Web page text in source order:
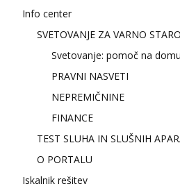
Info center
SVETOVANJE ZA VARNO
Svetovanje: pomoč na domu
PRAVNI NASVETI
NEPREMIČNINE
FINANCE
TEST SLUHA IN SLUŠNIH
O PORTALU
Iskalnik rešitev